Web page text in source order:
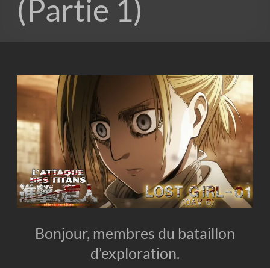
(Partie 1)
Bonjour, membres du bataillon
d’exploration.